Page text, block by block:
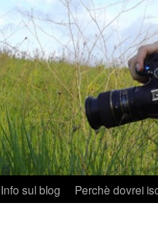
Info sul blog Perchè dovrei